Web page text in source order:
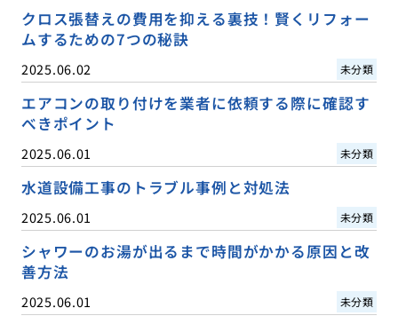
クロス張替えの費用を抑える裏技！賢くリフォー
ムするための7つの秘訣
2025.06.02 未分類
エアコンの取り付けを業者に依頼する際に確認す
べきポイント
2025.06.01 未分類
水道設備工事のトラブル事例と対処法
2025.06.01 未分類
シャワーのお湯が出るまで時間がかかる原因と改
善方法
2025.06.01 未分類